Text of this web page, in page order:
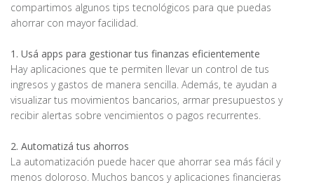
compartimos algunos tips tecnológicos para que puedas
ahorrar con mayor facilidad.
1. Usá apps para gestionar tus finanzas eficientemente
Hay aplicaciones que te permiten llevar un control de tus
ingresos y gastos de manera sencilla. Además, te ayudan a
visualizar tus movimientos bancarios, armar presupuestos y
recibir alertas sobre vencimientos o pagos recurrentes.
2. Automatizá tus ahorros
La automatización puede hacer que ahorrar sea más fácil y
menos doloroso. Muchos bancos y aplicaciones financieras